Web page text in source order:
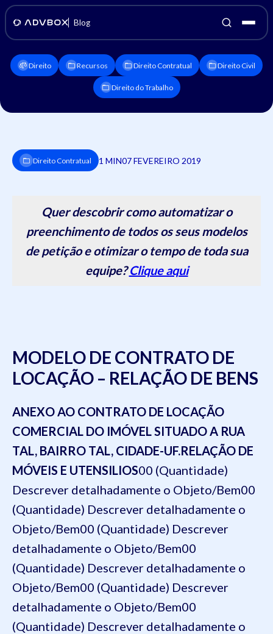
Blog
Direito Recursos Direito Contratual Direito Civil
Direito do Trabalho
Direito Contratual 1 MIN07 FEVEREIRO 2019
Quer descobrir como automatizar o
preenchimento de todos os seus modelos
de petição e otimizar o tempo de toda sua
equipe?Clique aqui
MODELO DE CONTRATO DE
LOCAÇÃO – RELAÇÃO DE BENS
ANEXO AO CONTRATO DE LOCAÇÃO
COMERCIAL DO IMÓVEL SITUADO A RUA
TAL, BAIRRO TAL, CIDADE-UF.RELAÇÃO DE
MÓVEIS E UTENSILIOS00 (Quantidade)
Descrever detalhadamente o Objeto/Bem00
(Quantidade) Descrever detalhadamente o
Objeto/Bem00 (Quantidade) Descrever
detalhadamente o Objeto/Bem00
(Quantidade) Descrever detalhadamente o
Objeto/Bem00 (Quantidade) Descrever
detalhadamente o Objeto/Bem00
(Quantidade) Descrever detalhadamente o